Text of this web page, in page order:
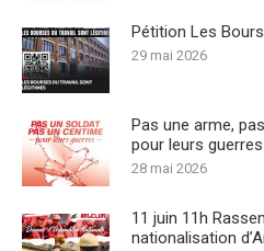
Pétition Les
29 mai 2026
Pas une arme,
pour leurs guerres
28 mai 2026
11 juin 11h
nationalisation